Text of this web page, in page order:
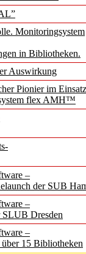
Monitoringsystem
in Bibliotheken.
Auswirkung
Pionier im
flex AMH™
–
der SUB
–
SLUB Dresden
–
15 Bibliotheken
von
in der
Media